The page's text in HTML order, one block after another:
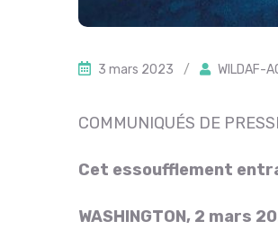
3 mars 2023 / WILDAF-
COMMUNIQUÉS DE
Cet essoufflement
WASHINGTON, 2 mars